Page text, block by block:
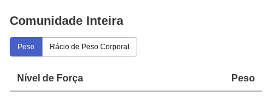
Comunidade Inteira
Peso Rácio de Peso Corporal
Nível de Força Peso